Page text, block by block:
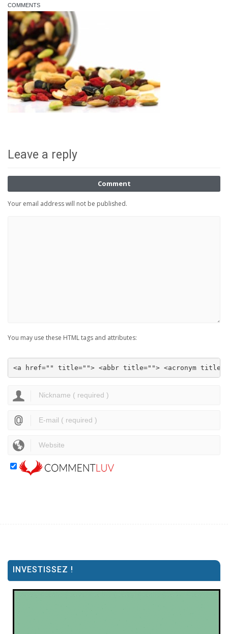
COMMENTS
Leave a reply
Comment
Your email address will not be published.
You may use these HTML tags and attributes:
<a href="" title=""> <abbr title=""> <acronym
INVESTISSEZ !